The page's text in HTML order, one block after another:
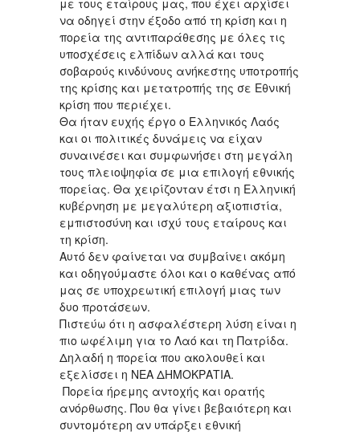
με τους εταίρους μας, που έχει αρχίσει
να οδηγεί στην έξοδο από τη κρίση και η
πορεία της αντιπαράθεσης με όλες τις
υποσχέσεις ελπίδων αλλά και τους
σοβαρούς κινδύνους ανήκεστης υποτροπής
της κρίσης και μετατροπής της σε Εθνική
κρίση που περιέχει.
Θα ήταν ευχής έργο ο Ελληνικός Λαός
και οι πολιτικές δυνάμεις να είχαν
συναινέσει και συμφωνήσει στη μεγάλη
τους πλειοψηφία σε μια επιλογή εθνικής
πορείας. Θα χειρίζονταν έτσι η Ελληνική
κυβέρνηση με μεγαλύτερη αξιοπιστία,
εμπιστοσύνη και ισχύ τους εταίρους και
τη κρίση.
Αυτό δεν φαίνεται να συμβαίνει ακόμη
και οδηγούμαστε όλοι και ο καθένας από
μας σε υποχρεωτική επιλογή μιας των
δυο προτάσεων.
Πιστεύω ότι η ασφαλέστερη λύση είναι η
πιο ωφέλιμη για το Λαό και τη Πατρίδα.
Δηλαδή η πορεία που ακολουθεί και
εξελίσσει η ΝΕΑ ΔΗΜΟΚΡΑΤΙΑ.
Πορεία ήρεμης αντοχής και ορατής
ανόρθωσης. Που θα γίνει βεβαιότερη και
συντομότερη αν υπάρξει εθνική